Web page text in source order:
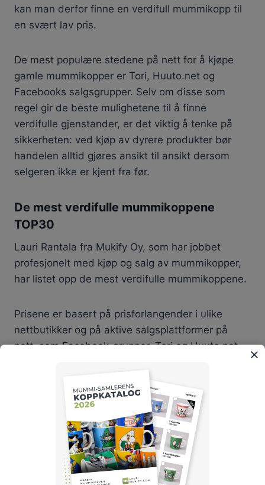
kan man derfor finne en verdifull mummikopp til
en svært lav pris.
De mest populære stedene på nett for å kjøpe
gamle mummikopper er Tori, Huuto.net og
Facebooks salgsgrupper. Selv om disse som
regel gir de beste mulighetene til å finne
verdifulle gjenstander, er det viktig å tenke på
sikkerheten: ved kjøp av dyrere produkter bør
handelen alltid gjøres ansikt til ansikt dersom
selgeren ikke er kjent fra før.
De mest verdifulle mummikoppene
TOP30
Lauri Rantala fra Mukify Oy, som har jobbet
profesjonelt med kjøp og salg av mummikopper,
har listet opp de mest verdifulle mummikoppene.
Prisene er basert på prisforlangender i ulike
nettbutikker og på aktive salgsplattformer på
nett, som Facebook-grupper, Tori og Huuto.net.
de endrer seg gradvis over tid.
Listen nedenfor over de mest verdifulle
mummikoppene oppdateres automatisk hver
gang prisanslagene oppdateres i Mukify-
tjenesten. Prisanslagene i listen gjelder
hovedsakelig kopper uten etikett.På Mukify